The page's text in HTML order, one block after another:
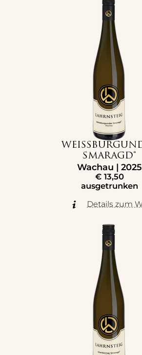
SMARAGD®
Wachau | 2025
€13,50
ausgetrunken
Details zum